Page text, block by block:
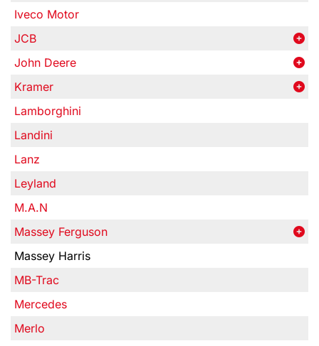
Iveco Motor
JCB
John Deere
Kramer
Lamborghini
Landini
Lanz
Leyland
M.A.N
Massey Ferguson
Massey Harris
MB-Trac
Mercedes
Merlo